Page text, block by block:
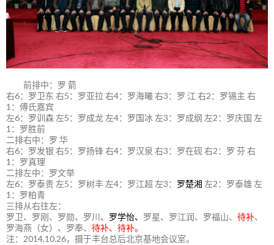
前排中：罗 箭
右6：罗卫东 右5：罗亚拉 右4：罗海曦 右3：罗 江 右2：罗锡主 右
1：傅氏嘉宾
左6：罗训森 左5：罗成龙 左4：罗国冰 左3：罗成纲 左2：罗庆国 左
1：罗胜前
二排右中：罗 华
右6：罗发银 右5：罗扬锋 右4：罗汉泉 右3：罗在砚 右2：罗 芬 右
1：罗真理
二排左中：罗文举
左6：罗泰贵 左5：罗树丰 左4：罗江超 左3： 罗楚湘 左2：罗泰雄 左
1：罗柏青
三排从右往左：
罗卫、罗刚、罗勋、罗川 、 罗学怡、 罗星、罗江润、罗福山、 待补、
罗海燕（女）、罗奉、 待补、待补。
注：2014.10.26，摄于丰台总后北京基地会议室。